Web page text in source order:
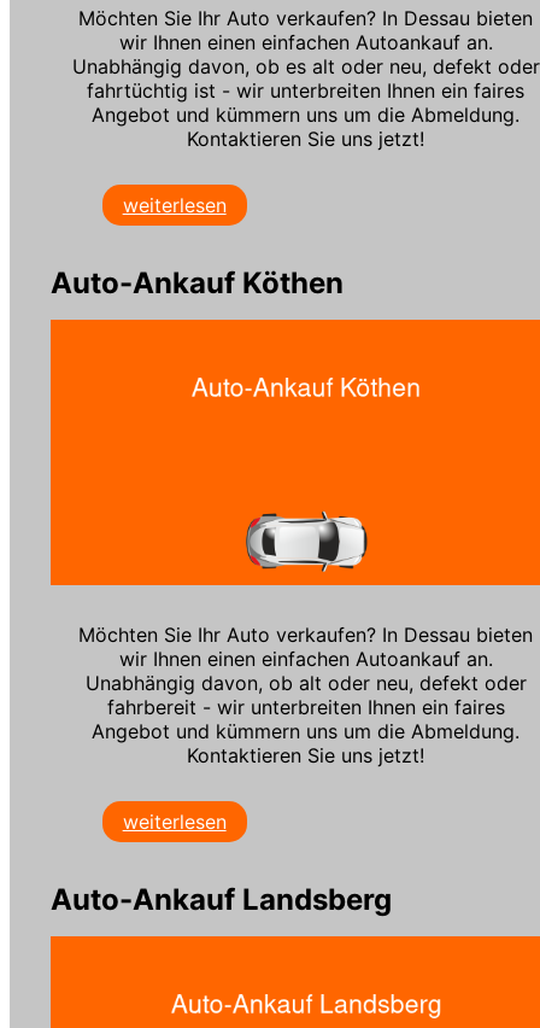
Möchten Sie Ihr Auto verkaufen? In Dessau bieten
wir Ihnen einen einfachen Autoankauf an.
Unabhängig davon, ob es alt oder neu, defekt oder
fahrtüchtig ist - wir unterbreiten Ihnen ein faires
Angebot und kümmern uns um die Abmeldung.
Kontaktieren Sie uns jetzt!
weiterlesen
Auto-Ankauf Köthen
Möchten Sie Ihr Auto verkaufen? In Dessau bieten
wir Ihnen einen einfachen Autoankauf an.
Unabhängig davon, ob alt oder neu, defekt oder
fahrbereit - wir unterbreiten Ihnen ein faires
Angebot und kümmern uns um die Abmeldung.
Kontaktieren Sie uns jetzt!
weiterlesen
Auto-Ankauf Landsberg